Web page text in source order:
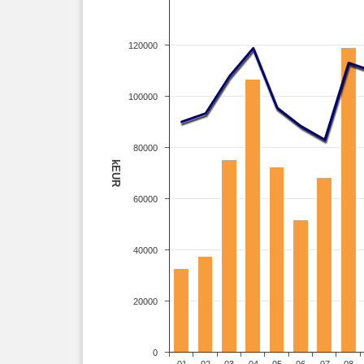
kEUR
0
20000
40000
60000
80000
100000
120000